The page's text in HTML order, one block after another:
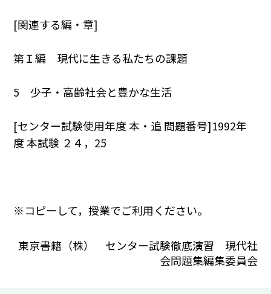
[関連する編・章]
第Ｉ編 現代に生きる私たちの課題
5 少子・高齢社会と豊かな生活
[センター試験使用年度 本・追 問題番号]1992年
度 本試験 ２４，25
※コピーして，授業でご利用ください。
東京書籍（株） センター試験徹底演習 現代社
会問題集編集委員会